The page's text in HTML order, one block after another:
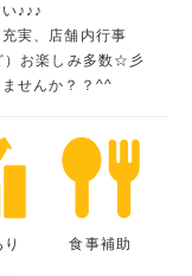
♪♪♪
実、店舗内行事
）お楽しみ多数☆彡
せんか？？^^
食事補助